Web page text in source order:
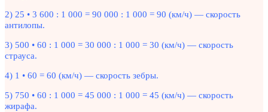
2) 25 • 3 600 : 1 000 = 90 000 : 1 000 = 90 (км/ч) — скорость
антилопы.
3) 500 • 60 : 1 000 = 30 000 : 1 000 = 30 (км/ч) — скорость
страуса.
4) 1 • 60 = 60 (км/ч) — скорость зебры.
5) 750 • 60 : 1 000 = 45 000 : 1 000 = 45 (км/ч) — скорость
жирафа.